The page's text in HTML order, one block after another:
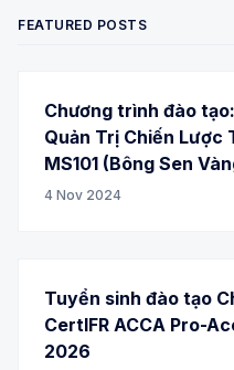
FEATURED POSTS
Chương trình đào
Quản Trị Chiến Lược
MS101 (Bông Sen
4 Nov 2024
Tuyển sinh đào tạo
CertIFR ACCA Pro-
2026